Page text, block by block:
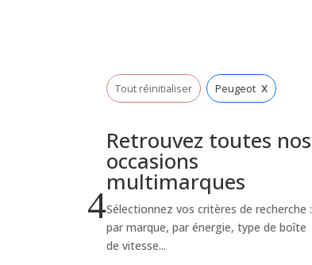
Tout réinitialiser Peugeot x
Retrouvez toutes nos
occasions
multimarques
Sélectionnez vos critères de recherche :
par marque, par énergie, type de boîte
de vitesse...
4